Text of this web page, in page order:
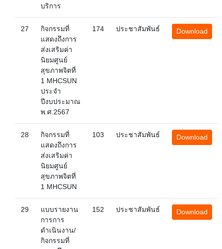
บริการ
27
กิจกรรมที่
แสดงถึงการ
ส่งเสริมค่า
นิยมศูนย์
สุขภาพจิตที่
1 MHCSUN
ประจำ
ปีงบประมาณ
พ.ศ.2567
174 ประชาสัมพันธ์ Download
28
กิจกรรมที่
แสดงถึงการ
ส่งเสริมค่า
นิยมศูนย์
สุขภาพจิตที่
1 MHCSUN
103 ประชาสัมพันธ์ Download
29
แบบรายงาน
การการ
ดำเนินงาน/
กิจกรรมที่
152 ประชาสัมพันธ์ Download